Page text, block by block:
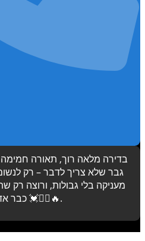
בדירה מלאה רוך, תאורה
גבר שלא צריך לדבר – רק
מעניקה בלי גבולות, ורוצה רק
כבר אדאג לשאר 💓💆‍♂️🔥.